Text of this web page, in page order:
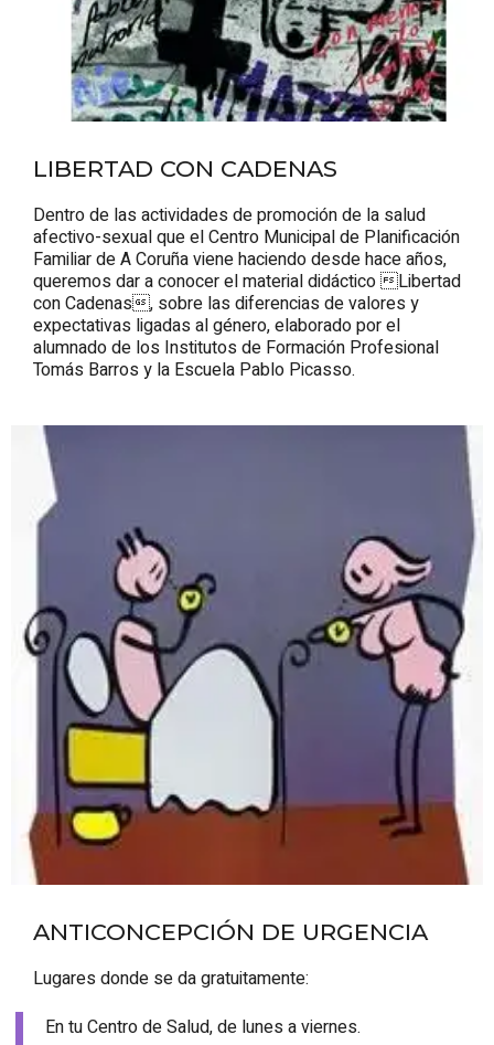
LIBERTAD CON CADENAS
Dentro de las actividades de promoción de la salud
afectivo-sexual que el Centro Municipal de Planificación
Familiar de A Coruña viene haciendo desde hace años,
queremos dar a conocer el material didáctico Libertad
con Cadenas, sobre las diferencias de valores y
expectativas ligadas al género, elaborado por el
alumnado de los Institutos de Formación Profesional
Tomás Barros y la Escuela Pablo Picasso.
ANTICONCEPCIÓN DE URGENCIA
Lugares donde se da gratuitamente:
En tu Centro de Salud, de lunes a viernes.